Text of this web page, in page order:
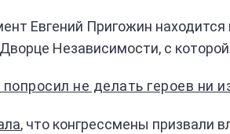
Евгений Пригожин
Независимости, с
не делать героев ни
, что конгрессмены призвали